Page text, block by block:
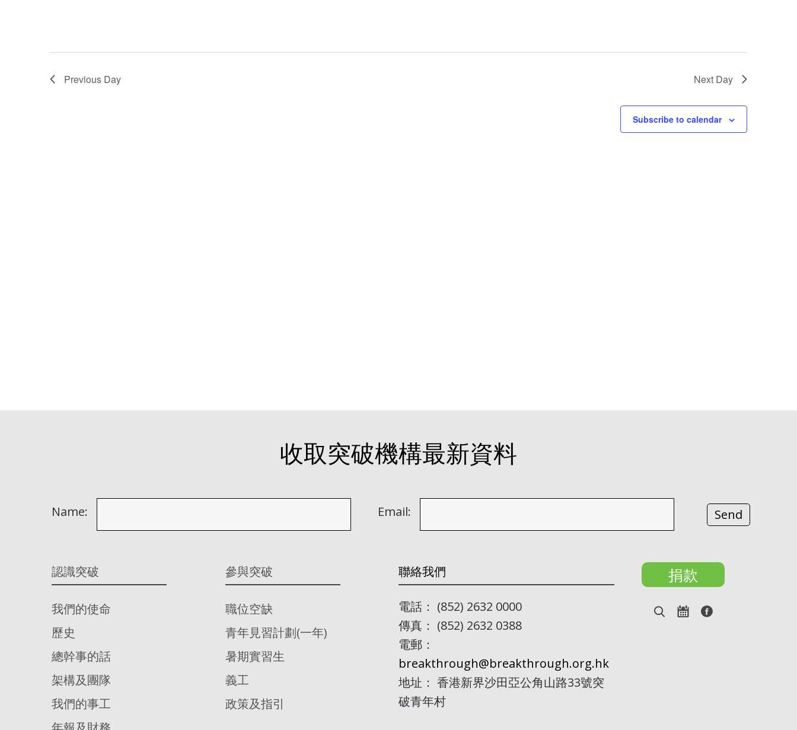
Previous Day Next Day
Subscribe to calendar
收取突破機構最新資料
Name: Email:
認識突破
我們的使命
歷史
總幹事的話
架構及團隊
我們的事工
參與突破
職位空缺
青年見習計劃(一年)
暑期實習生
義工
政策及指引
聯絡我們
電話： (852) 2632 0000
傳真： (852) 2632 0388
電郵：
breakthrough@breakthrough.org.hk
地址： 香港新界沙田亞公角山路33號突
破青年村
捐款